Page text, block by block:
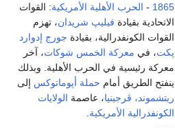
1865
- الحرب الأهلية الأمريكية: القوات
الاتحادية بقيادة فيليپ شريدان، تهزم
القوات الكونفدرالية، بقيادة جورج إدوارد
پكت، في معركة الخمس شوكات، آخر
معركة رئيسية في الحرب الأهلية. وبذلك
ينفتح الطريق أمام حملة أپوماتوكس إلى
ريتشموند، ڤرجينيا، عاصمة الولايات
الكونفدرالية الأمريكية